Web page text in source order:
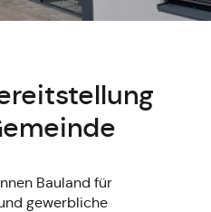
Bauland für
gewerbliche